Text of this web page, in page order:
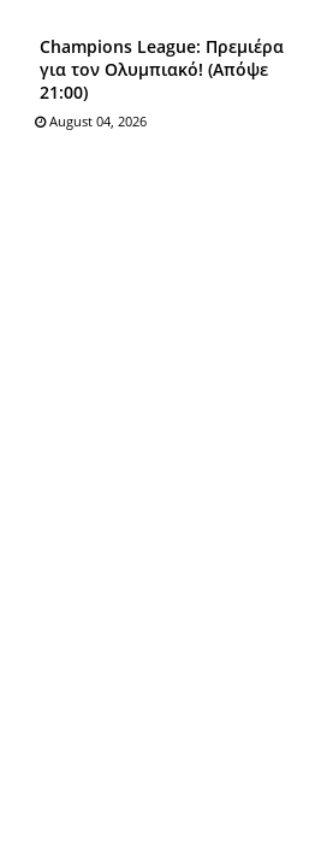
Champions League: Πρεμιέρα
για τον Ολυμπιακό! (Απόψε
21:00)
August 04, 2026